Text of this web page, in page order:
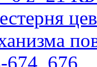
674, 676